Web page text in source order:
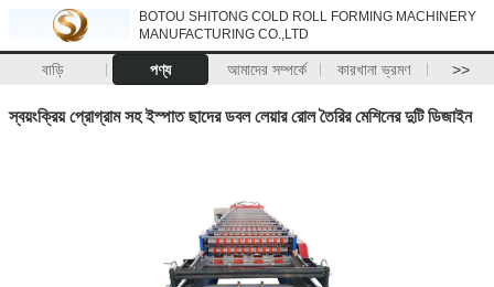
BOTOU SHITONG COLD ROLL FORMING MACHINERY
MANUFACTURING CO.,LTD
বাড়ি পণ্য আমাদের সম্পর্কে কারখানা ভ্রমণ >>
স্বয়ংক্রিয় প্রোগ্রাম সহ ইস্পাত ছাদের ডবল লেয়ার রোল তৈরির মেশিনের দুটি ডিজাইন